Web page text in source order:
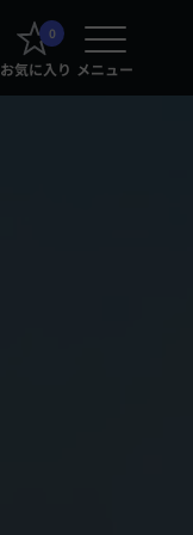
0
お気に入り メニュー